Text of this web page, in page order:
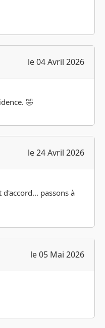
le 04 Avril 2026
🤣
le 24 Avril 2026
passons à
le 05 Mai 2026